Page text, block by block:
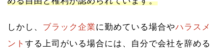
しかし、 ブラック企業に勤めている場合やハラスメ
ント する上司がいる場合には、自分で会社を辞める